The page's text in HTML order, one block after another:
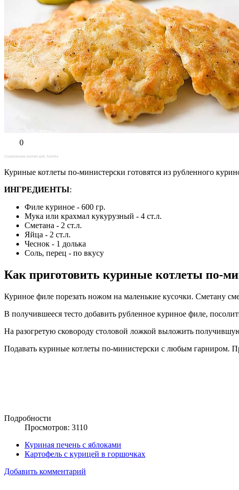
0
Социальные кнопки для Joomla
Куриные котлеты по-министерски готовятся из рубленного
ИНГРЕДИЕНТЫ:
Филе куриное - 600 гр.
Мука или крахмал кукурузный - 4 ст.л.
Сметана - 2 ст.л.
Яйца - 2 ст.л.
Чеснок - 1 долька
Соль, перец - по вкусу
Как приготовить куриные котлеты по-
Куриное филе порезать ножом на маленькие кусочки. Сметану
В получившееся тесто добавить рубленное куриное филе,
На разогретую сковороду столовой ложкой выложить
Подавать куриные котлеты по-министерски с любым гарниром.
Подробности
Просмотров: 3110
Куриная печень с яблоками
Картофель с курицей в горшочках
Добавить комментарий